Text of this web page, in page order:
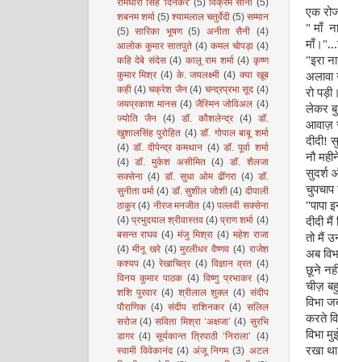
एक
"माँ
"इरा
रो
लेकर
आवाज़
दीदी!
नौ
सुदर्श
चुपचाप
"पापा
दीदी
तो मैं
अब
छूने
चीज़
विभा
करते
विभा
रखा
रामधारी सिंह 'दिनकर' (5) विक्रम सोनी (5)
शबनम शर्मा (5) श्यामलाल चतुर्वेदी (5) सम्मान
(5) सारिका भूषण (5) अनीता सैनी (4)
आलोक कुमार सातपुते (4) कमल चोपड़ा (4)
कहि देबे संदेस (4) कालू राम शर्मा (4) कृष्ण
कुमार मिश्र (4) के. जयलक्ष्मी (4) क्या खूब
कही (4) चक्रेश जैन (4) चन्द्रप्रभा सूद (4)
जयप्रकाश मानस (4) जैस्मिन जोविअल (4)
ज्योति जैन
(4) डॉ. कौशलेन्द्र (4)
डॉ.
खुशालसिंह पुरोहित (4) डॉ. गोपाल बाबू शर्मा
(4) डॉ. दीपेन्द्र कमथान (4) डॉ. पूर्वा शर्मा
(4) डॉ. मुकेश असीमित (4) डॉ. शैलजा
सक्सेना (4) डॉ. सुधा ओम ढींगरा (4) डॉ.
सुनीता वर्मा (4) डॉ. सुशील जोशी (4) दीपाली
ठाकुर (4) नीरज मनजीत (4) पल्लवी सक्सेना
(4) प्रभुदयाल श्रीवास्तव (4) प्राण शर्मा (4)
बसन्त राघव (4) मंजु मिश्रा (4) महेश राजा
(4) मीनू खरे (4) मुरलीधर वैष्णव (4) राजेश
कश्यप (4) रेखाचित्र (4) विज्ञान व्रत (4)
विनय कुमार पाठक (4) विष्णु प्रभाकर (4)
शशि पुरवार (4) श्रीलाल शुक्ल (4) संदीप
पौराणिक (4) संदीप राशिनकर (4) सलिल
सरोज (4) सविता मिश्रा ‘अक्षजा’ (4) सुरभि
डागर (4) सूर्यकान्त त्रिपाठी ‘निराला’ (4)
स्वामी विवेकानंद (4) अंजू निगम (3) अटल